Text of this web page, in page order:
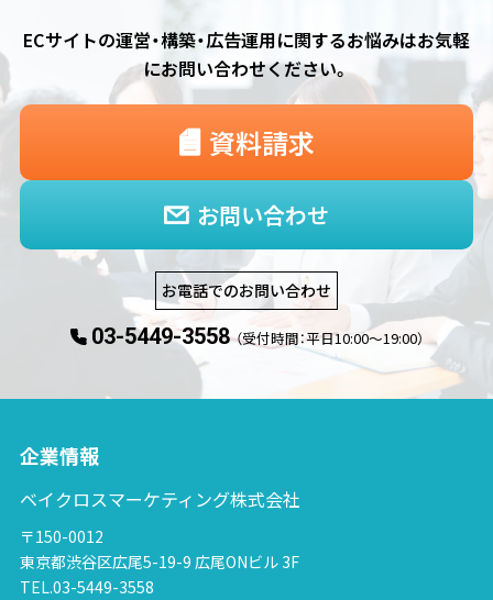
ECサイトの運営・構築・広告運用に関するお悩みはお気軽
にお問い合わせください。
お問い合わせ
資料請求
お電話でのお問い合わせ
03-5449-3558 （受付時間：平日10:00〜19:00）
企業情報
ベイクロスマーケティング株式会社
〒150-0012
東京都渋谷区広尾5-19-9 広尾ONビル 3F
TEL.03-5449-3558